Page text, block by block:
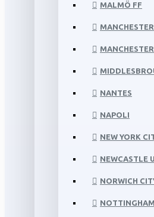
MALMÖ FF
NANTES
NAPOLI
NEW YORK
NEWCASTLE
NORWICH